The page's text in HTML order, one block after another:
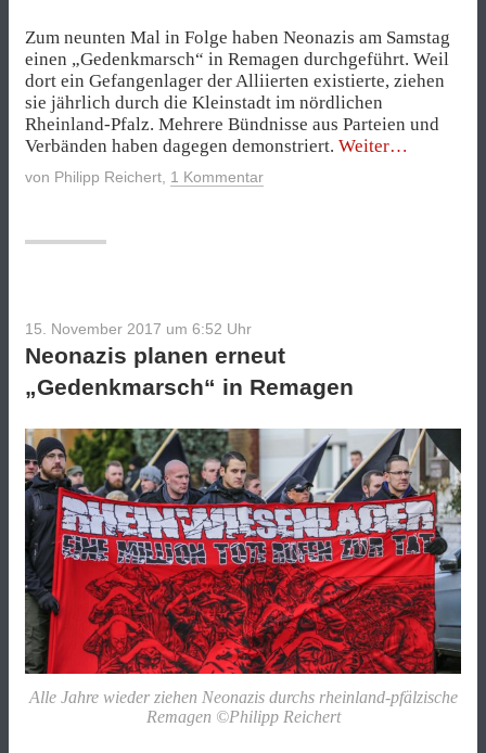
Zum neunten Mal in Folge haben Neonazis am Samstag
einen „Gedenkmarsch“ in Remagen durchgeführt. Weil
dort ein Gefangenlager der Alliierten existierte, ziehen
sie jährlich durch die Kleinstadt im nördlichen
Rheinland-Pfalz. Mehrere Bündnisse aus Parteien und
Verbänden haben dagegen demonstriert. Weiter„Mehr
von Philipp Reichert, 1 Kommentar
15. November 2017 um 6:52 Uhr
Neonazis planen erneut
„Gedenkmarsch“ in Remagen
Alle Jahre wieder ziehen Neonazis durchs rheinland-pfälzische
Remagen ©Philipp Reichert